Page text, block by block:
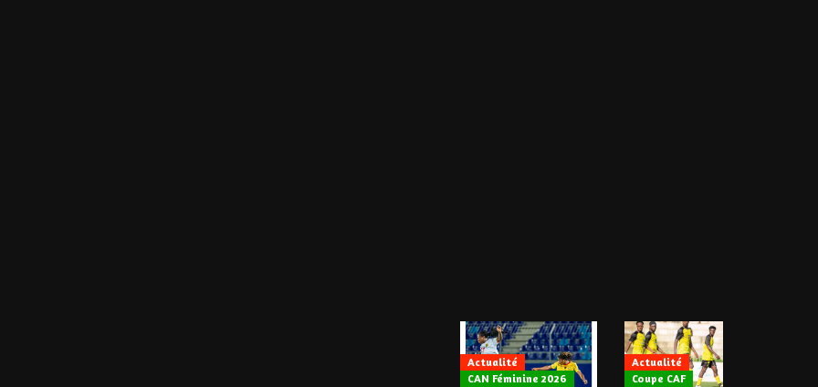
Actualité
CAN Féminine 2026
Actualité
Coupe CAF